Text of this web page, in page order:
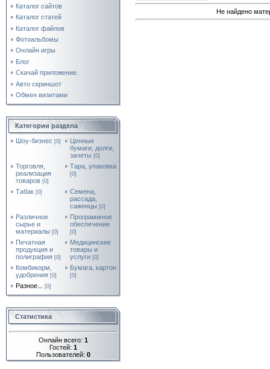
Каталог сайтов
Каталог статей
Каталог файлов
Фотоальбомы
Онлайн игры
Блог
Скачай приложение.
Авто скриншот
Обмен визитами
Категории раздела
Шоу-бизнес [0]
Ценные
бумаги, долги,
зачеты [0]
Торговля,
реализация
товаров [0]
Тара, упаковка
[0]
Табак [0]
Семена,
рассада,
саженцы [0]
Различное
сырье и
материалы [0]
Программное
обеспечение
[0]
Печатная
продукция и
полиграфия [0]
Медицинские
товары и
услуги [0]
Комбикорм,
удобрения [0]
Бумага, картон
[0]
Разное... [0]
Статистика
Онлайн всего: 1
Гостей: 1
Пользователей: 0
Не найдено